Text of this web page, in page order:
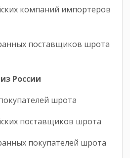
компаний импортеров
поставщиков шрота
из России
шрота
поставщиков шрота
покупателей шрота